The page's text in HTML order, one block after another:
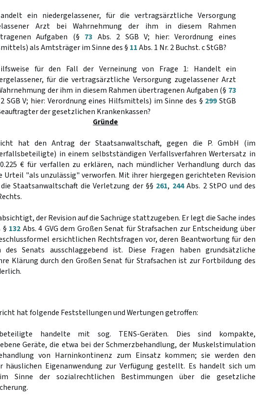
ein niedergelassener, für die vertragsärztliche Versorgung
Arzt bei Wahrnehmung der ihm in diesem Rahmen
Aufgaben (§ 73 Abs. 2 SGB V; hier: Verordnung eines
als Amtsträger im Sinne des § 11Abs. 1 Nr. 2 Buchst. c StGB?
für den Fall der Verneinung von Frage 1: Handelt ein
für die vertragsärztliche Versorgung zugelassener Arzt
der ihm in diesem Rahmen übertragenen Aufgaben (§ 73
SGB V; hier: Verordnung eines Hilfsmittels) im Sinne des § 299StGB
der gesetzlichen Krankenkassen?
Gründe
hat den Antrag der Staatsanwaltschaft, gegen die P. GmbH (im
in einem selbstständigen Verfallsverfahren Wertersatz in
€ für verfallen zu erklären, nach mündlicher Verhandlung durch das
Urteil "als unzulässig" verworfen. Mit ihrer hiergegen gerichteten Revision
Staatsanwaltschaft die Verletzung der §§ 261, 244Abs. 2 StPO und des
der Revision auf die Sachrüge stattzugeben. Er legt die Sache indes
§ 132 Abs. 4 GVG dem Großen Senat für Strafsachen zur Entscheidung über
ersichtlichen Rechtsfragen vor, deren Beantwortung für den
des Senats ausschlaggebend ist. Diese Fragen haben grundsätzliche
Klärung durch den Großen Senat für Strafsachen ist zur Fortbildung des
hat folgende Feststellungen und Wertungen getroffen:
handelte mit sog. TENS-Geräten. Dies sind kompakte,
Geräte, die etwa bei der Schmerzbehandlung, der Muskelstimulation
von Harninkontinenz zum Einsatz kommen; sie werden den
häuslichen Eigenanwendung zur Verfügung gestellt. Es handelt sich um
Sinne der sozialrechtlichen Bestimmungen über die gesetzliche